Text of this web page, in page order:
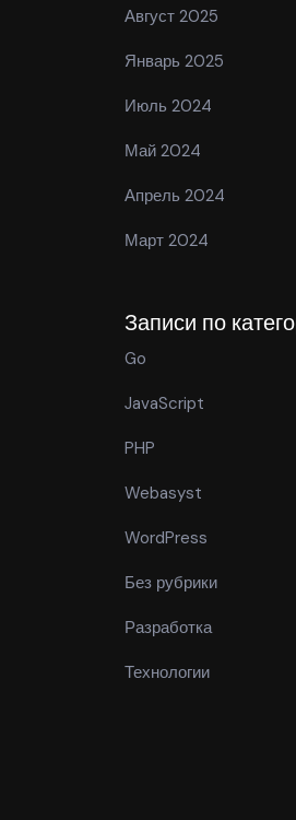
Август 2025
Январь 2025
Июль 2024
Май 2024
Апрель 2024
Март 2024
Записи по
Go
JavaScript
PHP
Webasyst
WordPress
Без рубрики
Разработка
Технологии